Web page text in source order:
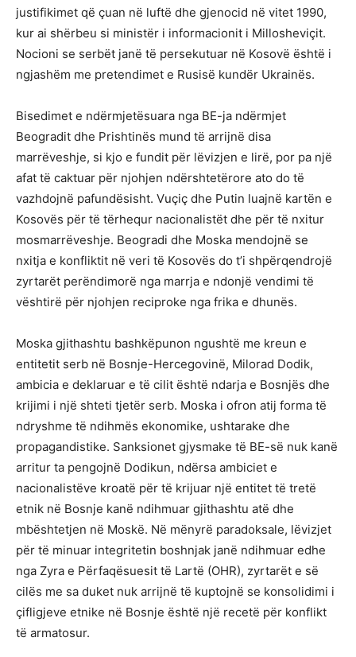
justifikimet që çuan në luftë dhe gjenocid në vitet 1990,
kur ai shërbeu si ministër i informacionit i Millosheviçit.
Nocioni se serbët janë të persekutuar në Kosovë është i
ngjashëm me pretendimet e Rusisë kundër Ukrainës.
Bisedimet e ndërmjetësuara nga BE-ja ndërmjet
Beogradit dhe Prishtinës mund të arrijnë disa
marrëveshje, si kjo e fundit për lëvizjen e lirë, por pa një
afat të caktuar për njohjen ndërshtetërore ato do të
vazhdojnë pafundësisht. Vuçiç dhe Putin luajnë kartën e
Kosovës për të tërhequr nacionalistët dhe për të nxitur
mosmarrëveshje. Beogradi dhe Moska mendojnë se
nxitja e konfliktit në veri të Kosovës do t’i shpërqendrojë
zyrtarët perëndimorë nga marrja e ndonjë vendimi të
vështirë për njohjen reciproke nga frika e dhunës.
Moska gjithashtu bashkëpunon ngushtë me kreun e
entitetit serb në Bosnje-Hercegovinë, Milorad Dodik,
ambicia e deklaruar e të cilit është ndarja e Bosnjës dhe
krijimi i një shteti tjetër serb. Moska i ofron atij forma të
ndryshme të ndihmës ekonomike, ushtarake dhe
propagandistike. Sanksionet gjysmake të BE-së nuk kanë
arritur ta pengojnë Dodikun, ndërsa ambiciet e
nacionalistëve kroatë për të krijuar një entitet të tretë
etnik në Bosnje kanë ndihmuar gjithashtu atë dhe
mbështetjen në Moskë. Në mënyrë paradoksale, lëvizjet
për të minuar integritetin boshnjak janë ndihmuar edhe
nga Zyra e Përfaqësuesit të Lartë (OHR), zyrtarët e së
cilës me sa duket nuk arrijnë të kuptojnë se konsolidimi i
çifligjeve etnike në Bosnje është një recetë për konflikt
të armatosur.